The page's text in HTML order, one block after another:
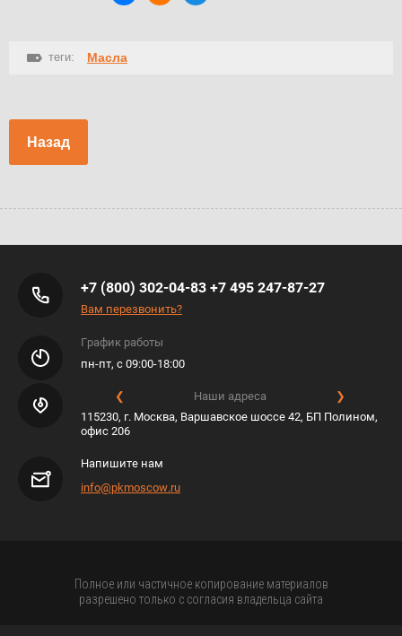
теги: Масла
Назад
+7 (800) 302-04-83 +7 495 247-87-27
Вам перезвонить?
График работы
пн-пт, с 09:00-18:00
❮ Наши адреса
❯
115230, г. Москва, Варшавское шоссе 42, БП Полином,
офис 206
Напишите нам
info@pkmoscow.ru
Полное или частичное копирование материалов
разрешено только с согласия владельца сайта